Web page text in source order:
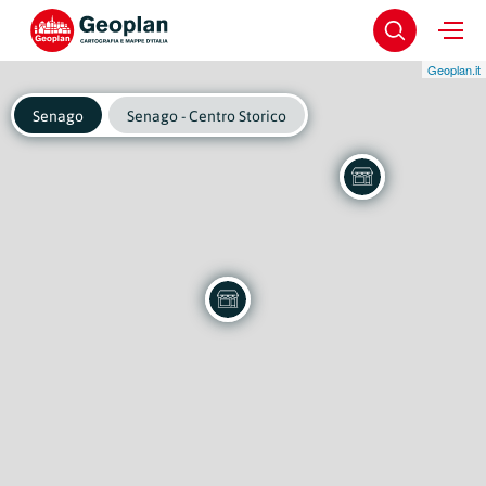
Geoplan.it
Senago Senago - Centro Storico